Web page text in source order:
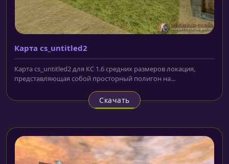
Карта cs_untitled2
Карта cs_untitled2 для КС 1.6 средних размеров локация,
представляющая собой просторный полигон на...
Скачать